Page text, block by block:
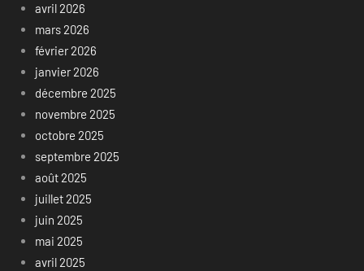
avril 2026
mars 2026
février 2026
janvier 2026
décembre 2025
novembre 2025
octobre 2025
septembre 2025
août 2025
juillet 2025
juin 2025
mai 2025
avril 2025